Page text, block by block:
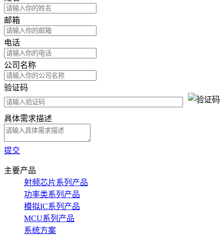
邮箱
电话
公司名称
验证码
具体需求描述
提交
主要产品
射频芯片系列产品
功率类系列产品
模拟IC系列产品
MCU系列产品
系统方案